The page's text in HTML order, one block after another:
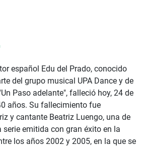
español Edu del Prado, conocido
del grupo musical UPA Dance y de
Paso adelante", falleció hoy, 24 de
años. Su fallecimiento fue
y cantante Beatriz Luengo, una de
emitida con gran éxito en la
los años 2002 y 2005, en la que se